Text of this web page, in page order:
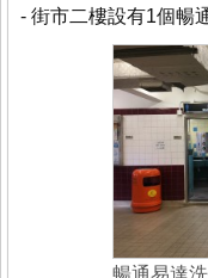
- 街市二樓設有1個暢
暢通易達